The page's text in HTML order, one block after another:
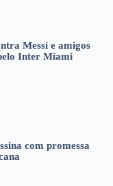
Messi e amigos
Inter Miami
com promessa